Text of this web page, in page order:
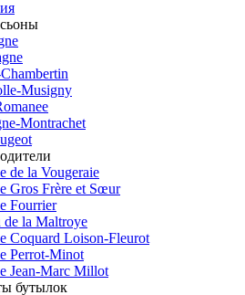
Musigny
Montrachet
de la Vougeraie
Gros Frère et Sœur
Fourrier
de la Maltroye
Coquard Loison-Fleurot
Perrot-Minot
Jean-Marc Millot
бутылок